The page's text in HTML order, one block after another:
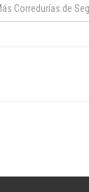
Corredurías de